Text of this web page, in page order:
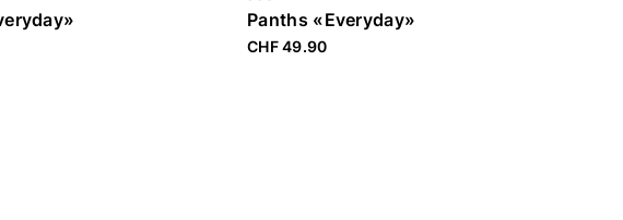
Panths «Everyday»
CHF 49.90